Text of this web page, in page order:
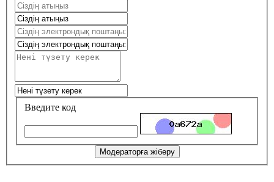
Введите код
Модераторға жіберу